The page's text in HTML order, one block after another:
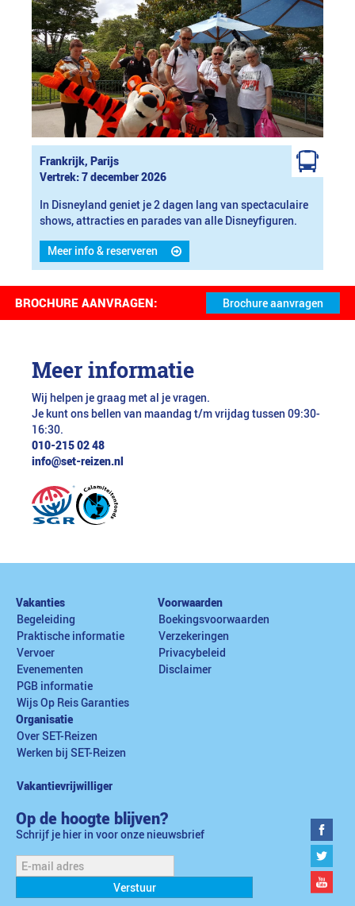
Frankrijk, Parijs
Vertrek: 7 december 2026
In Disneyland geniet je 2 dagen lang van spectaculaire
shows, attracties en parades van alle Disneyfiguren.
Meer info & reserveren
BROCHURE AANVRAGEN:
Meer informatie
Wij helpen je graag met al je vragen.
Je kunt ons bellen van maandag t/m vrijdag tussen 09:30-
16:30.
010-215 02 48
info@set-reizen.nl
Vakanties
Begeleiding
Praktische informatie
Vervoer
Evenementen
PGB informatie
Wijs Op Reis Garanties
Voorwaarden
Boekingsvoorwaarden
Verzekeringen
Privacybeleid
Disclaimer
Organisatie
Over SET-Reizen
Werken bij SET-Reizen
Vakantievrijwilliger
Op de hoogte blijven?
Schrijf je hier in voor onze nieuwsbrief